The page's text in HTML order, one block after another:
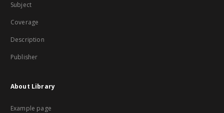
Subject
Coverage
Description
Publisher
About Library
Example page